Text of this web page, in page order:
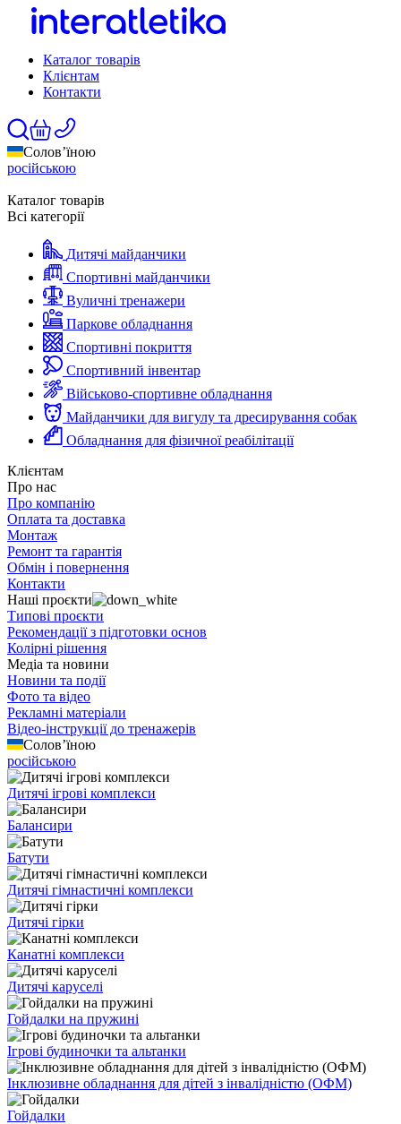
Каталог товарів
Клієнтам
Контакти
Солов’їною
російською
Каталог товарів
Всі категорії
Дитячі майданчики
Спортивні майданчики
Вуличні тренажери
Паркове обладнання
Спортивні покриття
Спортивний інвентар
Військово-спортивне обладнання
Майданчики для вигулу та дресирування собак
Обладнання для фізичної реабілітації
Клієнтам
Про нас
Про компанію
Оплата та доставка
Монтаж
Ремонт та гарантія
Обмін і повернення
Контакти
Наші проєкти
Типові проєкти
Рекомендації з підготовки основ
Колірні рішення
Медіа та новини
Новини та події
Фото та відео
Рекламні матеріали
Відео-інструкції до тренажерів
Солов’їною
російською
Дитячі ігрові комплекси
Балансири
Батути
Дитячі гімнастичні комплекси
Дитячі гірки
Канатні комплекси
Дитячі каруселі
Гойдалки на пружині
Ігрові будиночки та альтанки
Інклюзивне обладнання для дітей з інвалідністю (ОФМ)
Гойдалки